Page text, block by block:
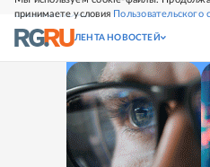
принимаете условия Пользовательского
СВЕЖИЙ НОМЕР
ЛЕНТА НОВОСТЕЙ